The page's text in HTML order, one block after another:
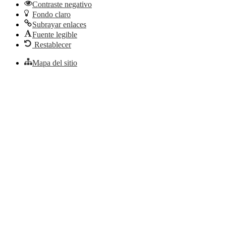
Contraste negativo
Fondo claro
Subrayar enlaces
Fuente legible
Restablecer
Mapa del sitio